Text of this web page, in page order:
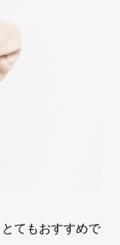
てもおすすめで